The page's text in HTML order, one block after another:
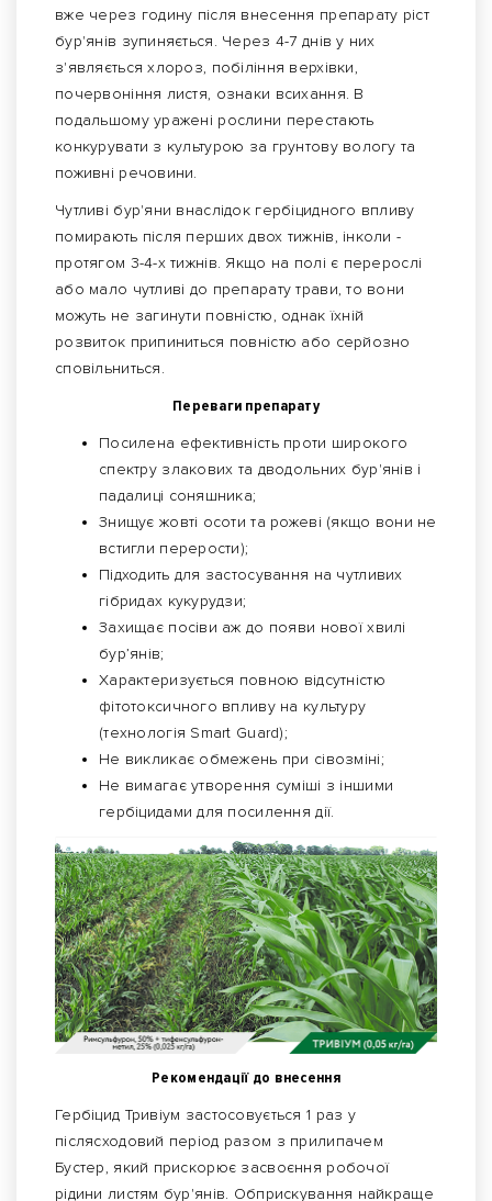
вже через годину після внесення препарату ріст
бур'янів зупиняється. Через 4-7 днів у них
з'являється хлороз, побіління верхівки,
почервоніння листя, ознаки всихання. В
подальшому уражені рослини перестають
конкурувати з культурою за грунтову вологу та
поживні речовини.
Чутливі бур'яни внаслідок гербіцидного впливу
помирають після перших двох тижнів, інколи -
протягом 3-4-х тижнів. Якщо на полі є перерослі
або мало чутливі до препарату трави, то вони
можуть не загинути повністю, однак їхній
розвиток припиниться повністю або серйозно
сповільниться.
Переваги препарату
Посилена ефективність проти широкого
спектру злакових та дводольних бур'янів і
падалиці соняшника;
Знищує жовті осоти та рожеві (якщо вони не
встигли перерости);
Підходить для застосування на чутливих
гібридах кукурудзи;
Захищає посіви аж до появи нової хвилі
бур’янів;
Характеризується повною відсутністю
фітотоксичного впливу на культуру
(технологія Smart Guard);
Не викликає обмежень при сівозміні;
Не вимагає утворення суміші з іншими
гербіцидами для посилення дії.
Рекомендації до внесення
Гербіцид Тривіум застосовується 1 раз у
післясходовий період разом з прилипачем
Бустер, який прискорює засвоєння робочої
рідини листям бур'янів. Обприскування найкраще